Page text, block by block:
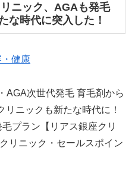
ニック、AGAも発毛
な時代に突入した！
・健康
AGA次世代発毛 育毛剤から
ニックも新たな時代に！
プラン【リアス銀座クリ
リニック・セールスポイン